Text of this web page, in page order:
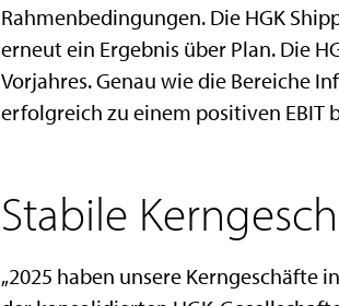
Rahmenbedingungen. Die HGK
erneut ein Ergebnis über Plan. Die
Vorjahres. Genau wie die Bereiche
erfolgreich zu einem positiven EBIT
Stabile
„2025 haben unsere